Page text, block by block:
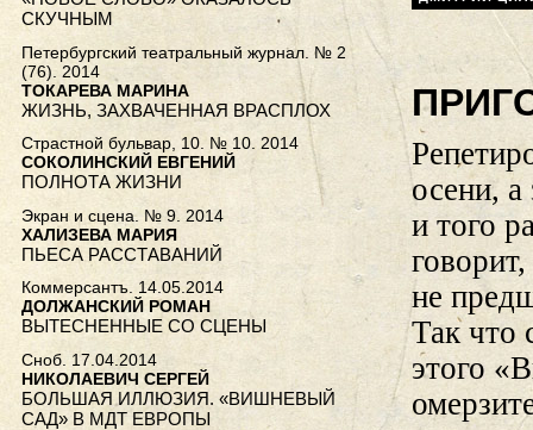
осени, а
и того
не
Так что
этого
СКУЧНЫМ
Петербургский театральный журнал. № 2
(76). 2014
ТОКАРЕВА МАРИНА
ЖИЗНЬ, ЗАХВАЧЕННАЯ ВРАСПЛОХ
Страстной бульвар, 10. № 10. 2014
СОКОЛИНСКИЙ ЕВГЕНИЙ
ПОЛНОТА ЖИЗНИ
Экран и сцена. № 9. 2014
ХАЛИЗЕВА МАРИЯ
ПЬЕСА РАССТАВАНИЙ
Коммерсантъ. 14.05.2014
ДОЛЖАНСКИЙ РОМАН
ВЫТЕСНЕННЫЕ СО СЦЕНЫ
Сноб. 17.04.2014
НИКОЛАЕВИЧ СЕРГЕЙ
БОЛЬШАЯ ИЛЛЮЗИЯ. «ВИШНЕВЫЙ
САД» В МДТ ЕВРОПЫ